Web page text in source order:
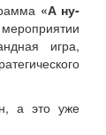
«А ну-
игра,
а это уже